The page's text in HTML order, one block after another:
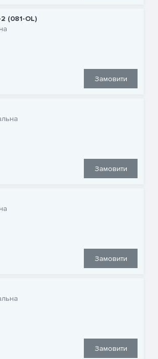
(081-OL)
Замовити
Замовити
Замовити
Замовити